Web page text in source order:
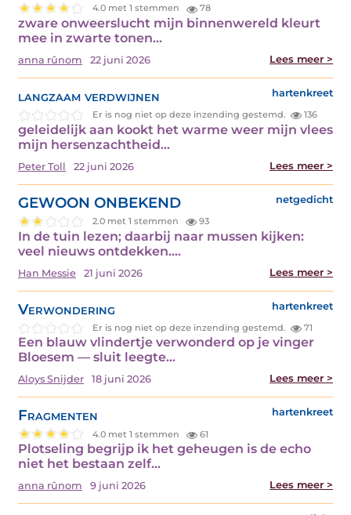
4.0 met 1 stemmen 78
zware onweerslucht mijn binnenwereld kleurt
mee in zwarte tonen…
anna rûnom 22 juni 2026 Lees meer >
langzaam verdwijnen hartenkreet
Er is nog niet op deze inzending gestemd. 136
geleidelijk aan kookt het warme weer mijn vlees
mijn hersenzachtheid…
Peter Toll 22 juni 2026 Lees meer >
GEWOON ONBEKEND netgedicht
2.0 met 1 stemmen 93
In de tuin lezen; daarbij naar mussen kijken:
veel nieuws ontdekken.…
Han Messie 21 juni 2026 Lees meer >
Verwondering hartenkreet
Er is nog niet op deze inzending gestemd. 71
Een blauw vlindertje verwonderd op je vinger
Bloesem — sluit leegte…
Aloys Snijder 18 juni 2026 Lees meer >
Fragmenten hartenkreet
4.0 met 1 stemmen 61
Plotseling begrijp ik het geheugen is de echo
niet het bestaan zelf…
anna rûnom 9 juni 2026 Lees meer >